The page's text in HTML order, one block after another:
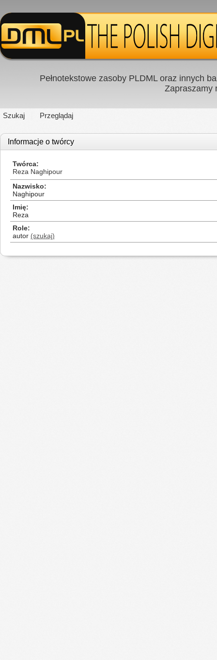
Pełnotekstowe zasoby PLDML oraz innych
Zapraszamy
Szukaj Przeglądaj
Informacje o twórcy
Twórca
Reza Naghipour
Nazwisko
Naghipour
Imię
Reza
Role
autor (szukaj)